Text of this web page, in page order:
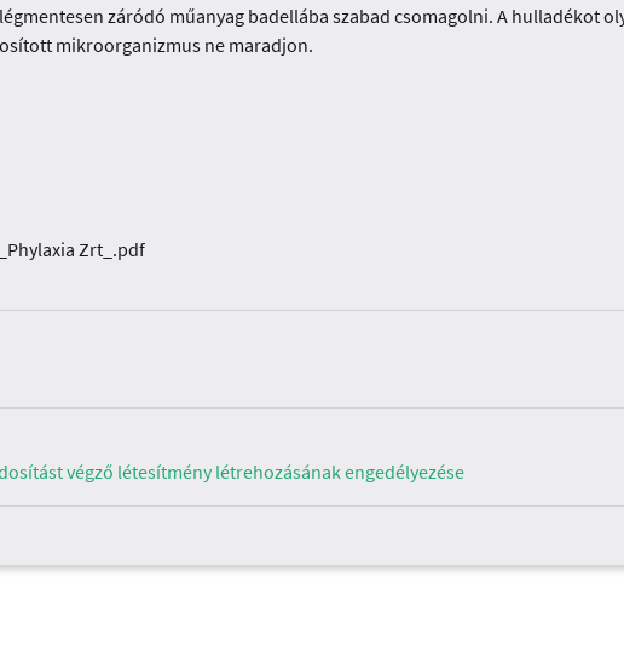
záródó műanyag badellába szabad csomagolni. A hulladékot
mikroorganizmus ne maradjon.
Zrt_.pdf
végző létesítmény létrehozásának engedélyezése